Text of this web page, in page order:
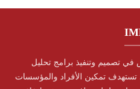
تصميم وتنفيذ برامج تحليل
تستهدف تمكين الأفراد والمؤسسات